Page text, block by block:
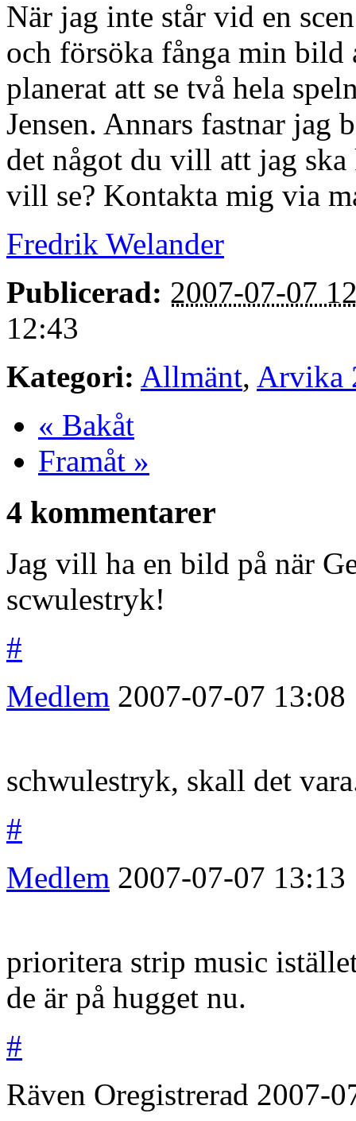
När jag inte står vid en
och försöka fånga min
planerat att se två hela
Jensen. Annars fastnar
det något du vill att jag
vill se? Kontakta mig via
Fredrik Welander
Publicerad: 2007-07-07
12:43
Kategori: Allmänt, Arvika
« Bakåt
Framåt »
4 kommentarer
Jag vill ha en bild på när
scwulestryk!
#
Medlem 2007-07-07 13:08
schwulestryk, skall det
#
Medlem 2007-07-07 13:13
prioritera strip music
de är på hugget nu.
#
Räven Oregistrerad 2007-